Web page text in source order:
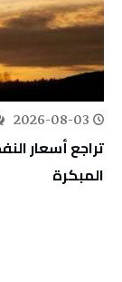
2026-08-03
المبكرة